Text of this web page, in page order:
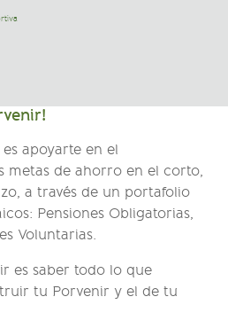
es apoyarte en el
metas de ahorro en el corto,
a través de un portafolio
Pensiones Obligatorias,
Voluntarias.
es saber todo lo que
tu Porvenir y el de tu